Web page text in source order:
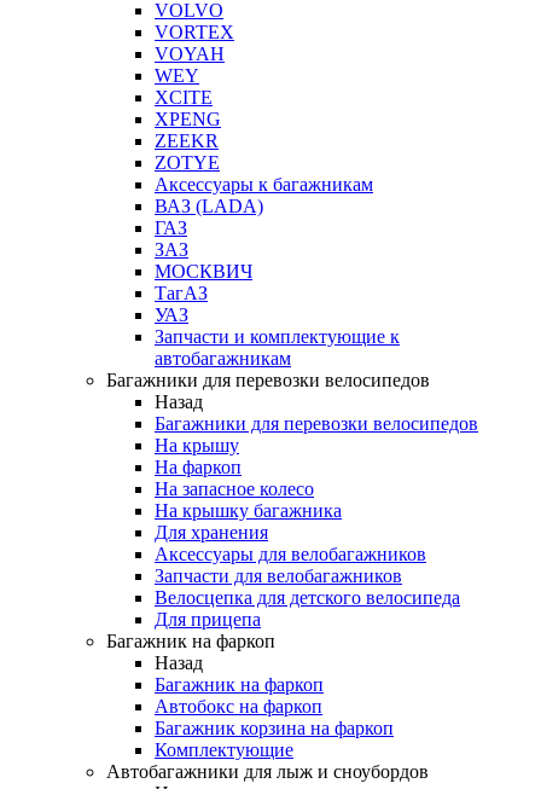
VOLVO
VORTEX
VOYAH
WEY
XCITE
XPENG
ZEEKR
ZOTYE
Аксессуары к багажникам
ВАЗ (LADA)
ГАЗ
ЗАЗ
МОСКВИЧ
ТагАЗ
УАЗ
Запчасти и комплектующие к
автобагажникам
Багажники для перевозки велосипедов
Назад
Багажники для перевозки велосипедов
На крышу
На фаркоп
На запасное колесо
На крышку багажника
Для хранения
Аксессуары для велобагажников
Запчасти для велобагажников
Велосцепка для детского велосипеда
Для прицепа
Багажник на фаркоп
Назад
Багажник на фаркоп
Автобокс на фаркоп
Багажник корзина на фаркоп
Комплектующие
Автобагажники для лыж и сноубордов